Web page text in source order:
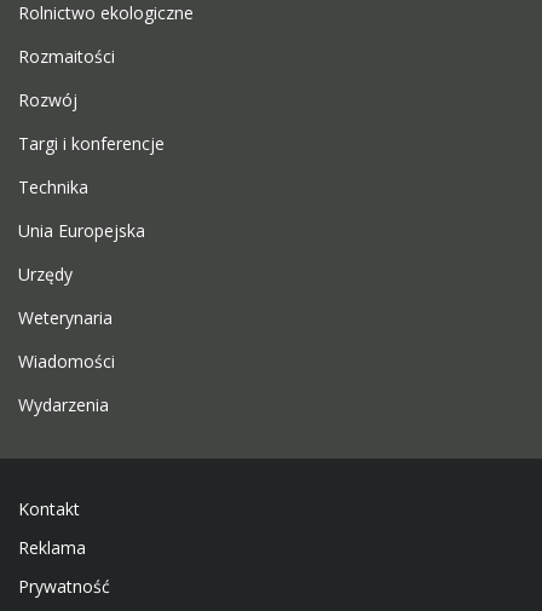
Rolnictwo ekologiczne
Rozmaitości
Rozwój
Targi i konferencje
Technika
Unia Europejska
Urzędy
Weterynaria
Wiadomości
Wydarzenia
Kontakt
Reklama
Prywatność